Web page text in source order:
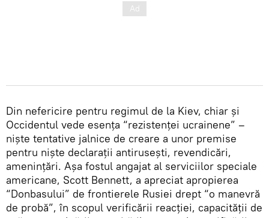
Din nefericire pentru regimul de la Kiev, chiar și
Occidentul vede esența “rezistenței ucrainene” –
niște tentative jalnice de creare a unor premise
pentru niște declarații antirusești, revendicări,
amenințări. Așa fostul angajat al serviciilor speciale
americane, Scott Bennett, a apreciat apropierea
“Donbasului” de frontierele Rusiei drept “o manevră
de probă”, în scopul verificării reacției, capacității de